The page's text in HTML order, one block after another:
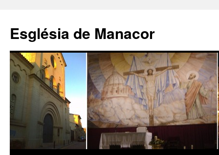
contenido
Església de Manacor